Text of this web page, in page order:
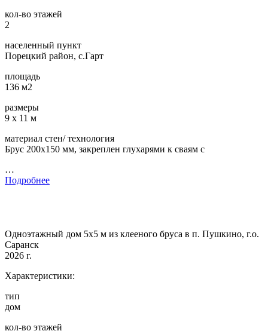
кол-во этажей
2
населенный пункт
Порецкий район, с.Гарт
площадь
136 м2
размеры
9 х 11 м
материал стен/ технология
Брус 200х150 мм, закреплен глухарями к сваям с
…
Подробнее
Одноэтажный дом 5х5 м из клееного бруса в п. Пушкино, г.о.
Саранск
2026 г.
Характеристики:
тип
дом
кол-во этажей